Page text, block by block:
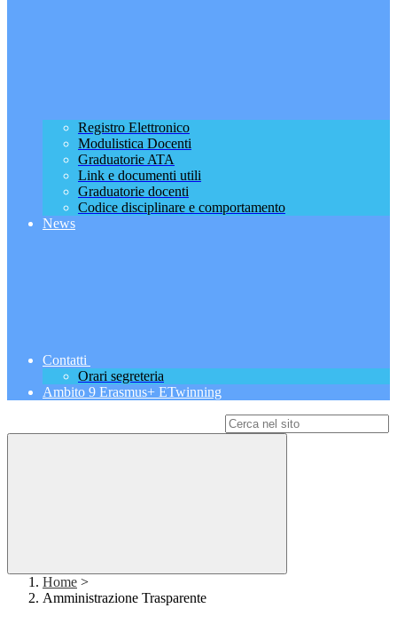
Registro Elettronico
Modulistica Docenti
Graduatorie ATA
Link e documenti utili
Graduatorie docenti
Codice disciplinare e comportamento
News
Contatti
Orari segreteria
Ambito 9 Erasmus+ ETwinning
Home >
Amministrazione Trasparente